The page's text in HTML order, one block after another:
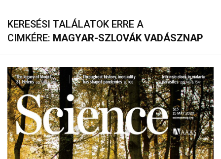
KERESÉSI TALÁLATOK ERRE A
CIMKÉRE: MAGYAR-SZLOVÁK VADÁSZNAP